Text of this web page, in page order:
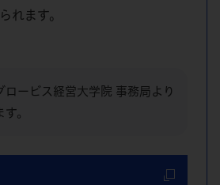
れます。
ロービス経営大学院 事務局より
。